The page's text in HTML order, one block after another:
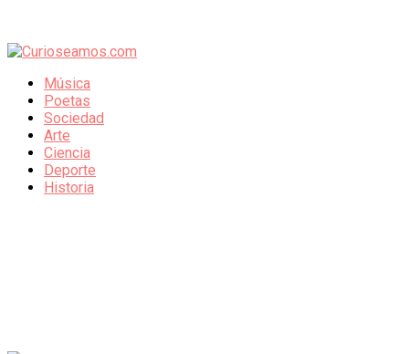
Música
Poetas
Sociedad
Arte
Ciencia
Deporte
Historia